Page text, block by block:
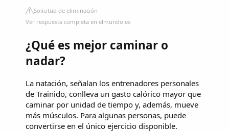
Solicitud de eliminación
Ver respuesta completa en elmundo.es
¿Qué es mejor caminar o
nadar?
La natación, señalan los entrenadores personales
de Trainido, conlleva un gasto calórico mayor que
caminar por unidad de tiempo y, además, mueve
más músculos. Para algunas personas, puede
convertirse en el único ejercicio disponible.